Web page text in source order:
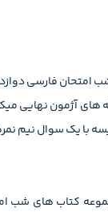
فارسی
های آژمون نهایی
با یک سوال نیم
کتاب های شب